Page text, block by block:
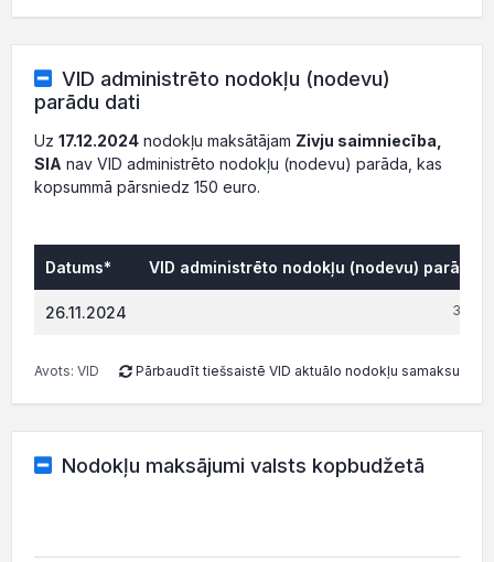
VID administrēto nodokļu (nodevu)
parādu dati
Uz 17.12.2024 nodokļu maksātājam Zivju saimniecība,
SIA nav VID administrēto nodokļu (nodevu) parāda, kas
kopsummā pārsniedz 150 euro.
Datums* VID administrēto nodokļu (nodevu) parāds,
26.11.2024
Avots: VID Pārbaudīt tiešsaistē VID aktuālo nodokļu samaksu
Nodokļu maksājumi valsts kopbudžetā